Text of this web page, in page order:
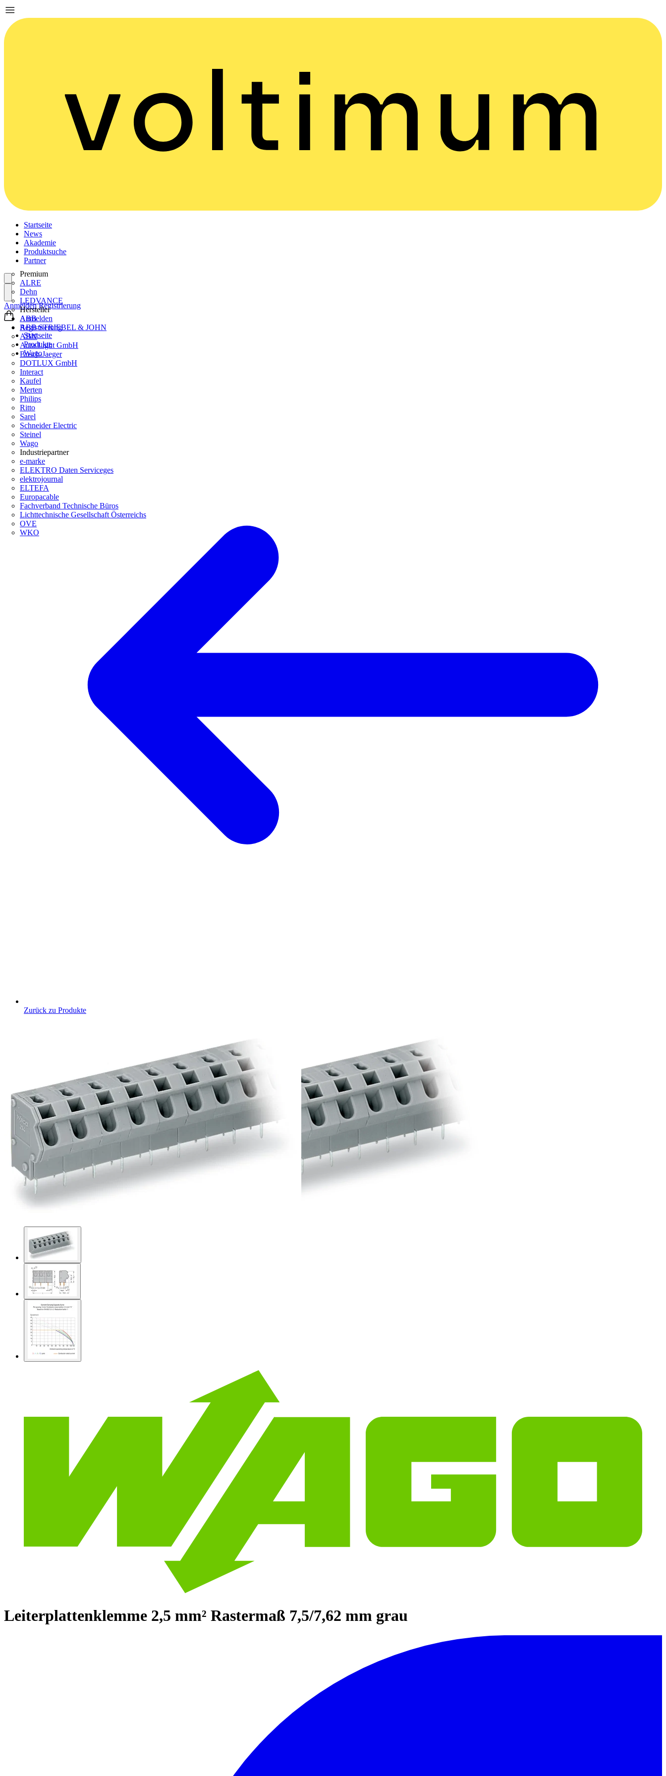
Startseite
News
Akademie
Produktsuche
Partner
Premium
ALRE
Dehn
LEDVANCE
Hersteller
ABB
ABB STRIEBEL & JOHN
ABN
Aura Light GmbH
Busch-Jaeger
DOTLUX GmbH
Interact
Kaufel
Merten
Philips
Ritto
Sarel
Schneider Electric
Steinel
Wago
Industriepartner
e-marke
ELEKTRO Daten Serviceges
elektrojournal
ELTEFA
Europacable
Fachverband Technische Büros
Lichttechnische Gesellschaft Österreichs
OVE
WKO
Anmelden
Registrierung
Anmelden Registrierung
Startseite
Produkte
Wago
Zurück zu Produkte
Leiterplattenklemme 2,5 mm² Rastermaß 7,5/7,62 mm grau